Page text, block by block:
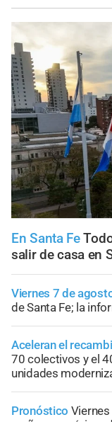
En Santa Fe
salir de casa en
Viernes 7 de
de Santa Fe; la
Aceleran el
70 colectivos y el
unidades
Pronóstico